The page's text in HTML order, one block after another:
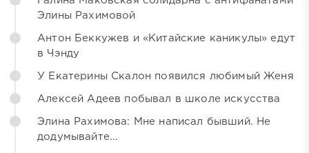
Элины Рахимовой
Антон Беккужев и «Китайские каникулы» едут
в Чэнду
У Екатерины Скалон появился любимый Женя
Алексей Адеев побывал в школе искусства
Элина Рахимова: Мне написал бывший. Не
додумывайте...